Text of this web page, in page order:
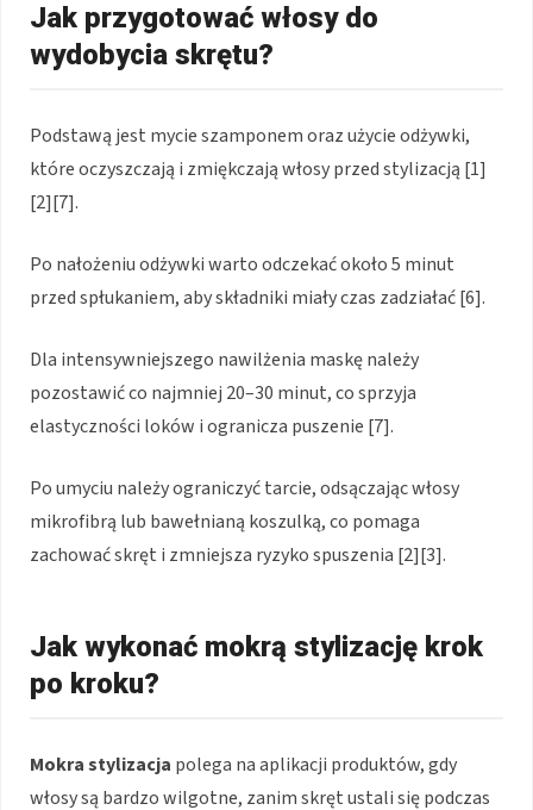
Jak przygotować włosy do
wydobycia skrętu?
Podstawą jest mycie szamponem oraz użycie odżywki,
które oczyszczają i zmiękczają włosy przed stylizacją [1]
[2][7].
Po nałożeniu odżywki warto odczekać około 5 minut
przed spłukaniem, aby składniki miały czas zadziałać [6].
Dla intensywniejszego nawilżenia maskę należy
pozostawić co najmniej 20–30 minut, co sprzyja
elastyczności loków i ogranicza puszenie [7].
Po umyciu należy ograniczyć tarcie, odsączając włosy
mikrofibrą lub bawełnianą koszulką, co pomaga
zachować skręt i zmniejsza ryzyko spuszenia [2][3].
Jak wykonać mokrą stylizację krok
po kroku?
Mokra stylizacja polega na aplikacji produktów, gdy
włosy są bardzo wilgotne, zanim skręt ustali się podczas